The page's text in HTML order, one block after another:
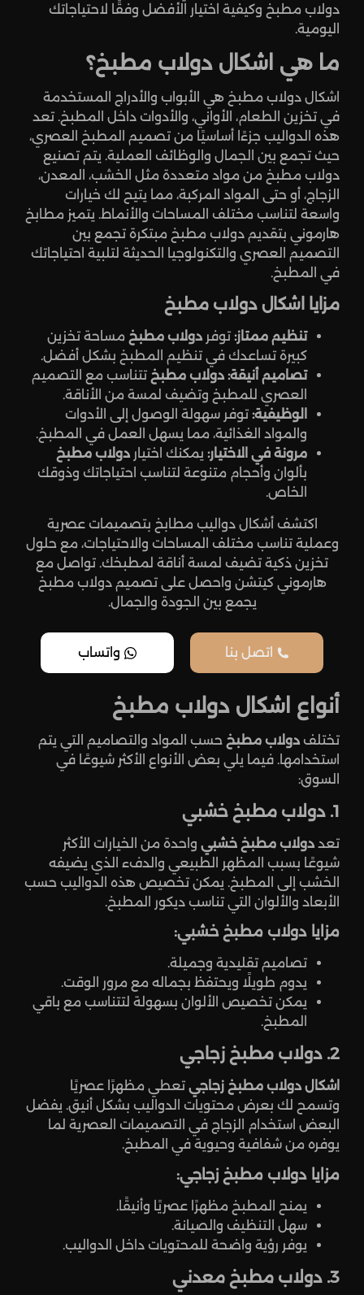
دولاب مطبخ وكيفية اختيار الأفضل وفقًا لاحتياجاتك
اليومية.
ما هي اشكال دولاب مطبخ؟
اشكال دولاب مطبخ هي الأبواب والأدراج المستخدمة
في تخزين الطعام، الأواني، والأدوات داخل المطبخ. تعد
هذه الدواليب جزءًا أساسيًا من تصميم المطبخ العصري،
حيث تجمع بين الجمال والوظائف العملية. يتم تصنيع
دولاب مطبخ من مواد متعددة مثل الخشب، المعدن،
الزجاج، أو حتى المواد المركبة، مما يتيح لك خيارات
واسعة لتناسب مختلف المساحات والأنماط. يتميز مطابخ
هارموني بتقديم دولاب مطبخ مبتكرة تجمع بين
التصميم العصري والتكنولوجيا الحديثة لتلبية احتياجاتك
في المطبخ.
مزايا اشكال دولاب مطبخ
تنظيم ممتاز: توفردولاب مطبخ مساحة تخزين
كبيرة تساعدك في تنظيم المطبخ بشكل أفضل.
تصاميم أنيقة: دولاب مطبخ تتناسب مع التصميم
العصري للمطبخ وتضيف لمسة من الأناقة.
الوظيفية: توفر سهولة الوصول إلى الأدوات
والمواد الغذائية، مما يسهل العمل في المطبخ.
مرونة في الاختيار: يمكنك اختياردولاب مطبخ
بألوان وأحجام متنوعة لتناسب احتياجاتك وذوقك
الخاص.
اكتشف أشكال دواليب مطابخ بتصميمات عصرية
وعملية تناسب مختلف المساحات والاحتياجات، مع حلول
تخزين ذكية تضيف لمسة أناقة لمطبخك. تواصل مع
هارموني كيتشن واحصل على تصميم دولاب مطبخ
يجمع بين الجودة والجمال.
اتصل بنا واتساب
أنواع اشكال دولاب مطبخ
تختلفدولاب مطبخ حسب المواد والتصاميم التي يتم
استخدامها. فيما يلي بعض الأنواع الأكثر شيوعًا في
السوق:
1. دولاب مطبخ خشبي
تعد دولاب مطبخ خشبي واحدة من الخيارات الأكثر
شيوعًا بسبب المظهر الطبيعي والدفء الذي يضيفه
الخشب إلى المطبخ. يمكن تخصيص هذه الدواليب حسب
الأبعاد والألوان التي تناسب ديكور المطبخ.
مزايا دولاب مطبخ خشبي:
تصاميم تقليدية وجميلة.
يدوم طويلًا ويحتفظ بجماله مع مرور الوقت.
يمكن تخصيص الألوان بسهولة لتتناسب مع باقي
المطبخ.
2. دولاب مطبخ زجاجي
اشكال دولاب مطبخ زجاجي تعطي مظهرًا عصريًا
وتسمح لك بعرض محتويات الدواليب بشكل أنيق. يفضل
البعض استخدام الزجاج في التصميمات العصرية لما
يوفره من شفافية وحيوية في المطبخ.
مزايا دولاب مطبخ زجاجي:
يمنح المطبخ مظهرًا عصريًا وأنيقًا.
سهل التنظيف والصيانة.
يوفر رؤية واضحة للمحتويات داخل الدواليب.
3. دولاب مطبخ معدني